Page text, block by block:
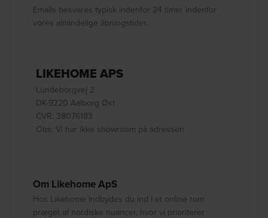
Emails besvares typisk indenfor 24 timer indenfor
vores almindelige åbningstider.
LIKEHOME APS
Lundeborgvej 2
DK-9220 Aalborg Øst
CVR: 38076183
Obs: Vi har ikke showroom på adressen
Om Likehome ApS
Hos Likehome indbydes du ind i et online rum
præget af nordiske nuancer, hvor vi prioriterer